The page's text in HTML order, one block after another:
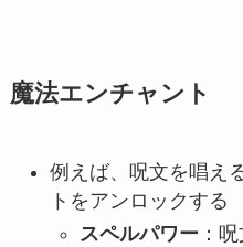
魔法エンチャント
例えば、呪文を唱え
トをアンロックする
スペルパワー ：